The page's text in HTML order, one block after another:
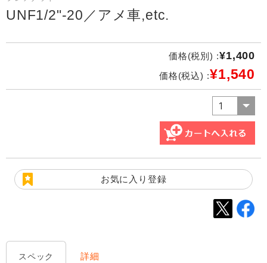
UNF1/2"-20／アメ車,etc.
価格(税別) :¥1,400
価格(税込) :¥1,540
お気に入り登録
スペック 詳細